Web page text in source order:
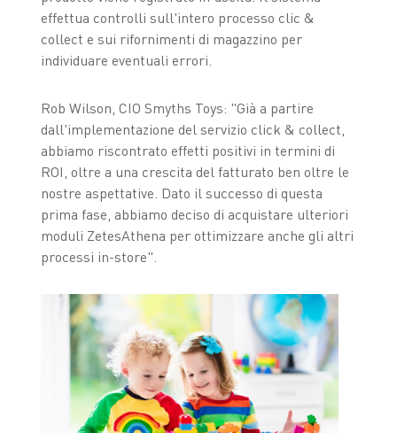
effettua controlli sull'intero processo clic &
collect e sui rifornimenti di magazzino per
individuare eventuali errori.
Rob Wilson, CIO Smyths Toys: "Già a partire
dall'implementazione del servizio click & collect,
abbiamo riscontrato effetti positivi in termini di
ROI, oltre a una crescita del fatturato ben oltre le
nostre aspettative. Dato il successo di questa
prima fase, abbiamo deciso di acquistare ulteriori
moduli ZetesAthena per ottimizzare anche gli altri
processi in-store".